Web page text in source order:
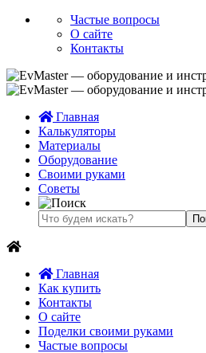
Частые вопросы
О сайте
Контакты
Главная
Калькуляторы
Материалы
Оборудование
Своими руками
Советы
Главная
Как купить
Контакты
О сайте
Поделки своими руками
Частые вопросы